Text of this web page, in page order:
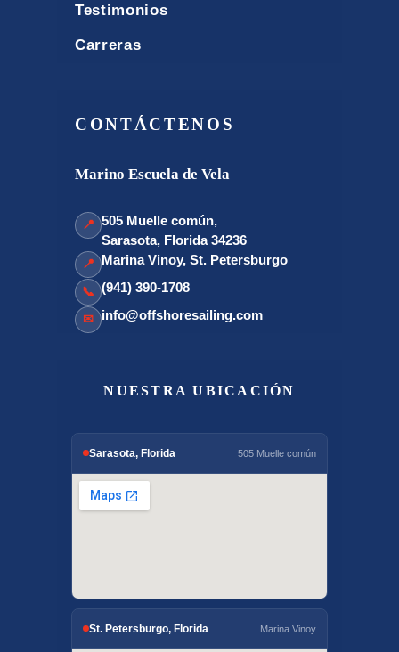
Testimonios
Carreras
CONTÁCTENOS
Marino Escuela de Vela
📍 505 Muelle común,
Sarasota, Florida 34236
📍 Marina Vinoy, St. Petersburgo
📞 (941) 390-1708
✉ info@offshoresailing.com
NUESTRA UBICACIÓN
Sarasota, Florida 505 Muelle común
St. Petersburgo, Florida Marina Vinoy